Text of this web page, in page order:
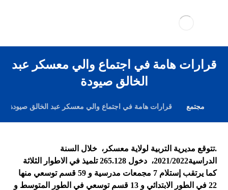
قرارات هامة في اجتماع والي معسكر عبد
الخالق صيودة
مجتمع قرارات هامة في اجتماع والي معسكر عبد الخالق صيودة
.تتوقع مديرية التربية لولاية معسكر، خلال السنة
الدراسية2021/2022، دخول 265.128 تلميذ في الاطوار الثلاثة
كما يرتقب إستلام 7 مجمعات مدرسية و 59 قسم توسعي منها
22 في الطور الابتدائي و 13 قسم توسعي في الطور المتوسط و